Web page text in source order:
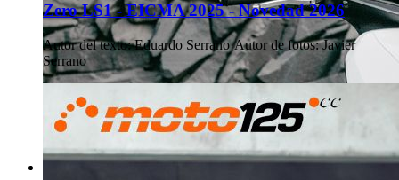
Zero LS1 - EICMA 2025 - Novedad 2026
Autor del texto: Eduardo Serrano·Autor de fotos: Javier
Serrano